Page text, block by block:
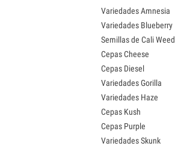
Variedades Amnesia
Variedades Blueberry
Semillas de Cali Weed
Cepas Cheese
Cepas Diesel
Variedades Gorilla
Variedades Haze
Cepas Kush
Cepas Purple
Variedades Skunk